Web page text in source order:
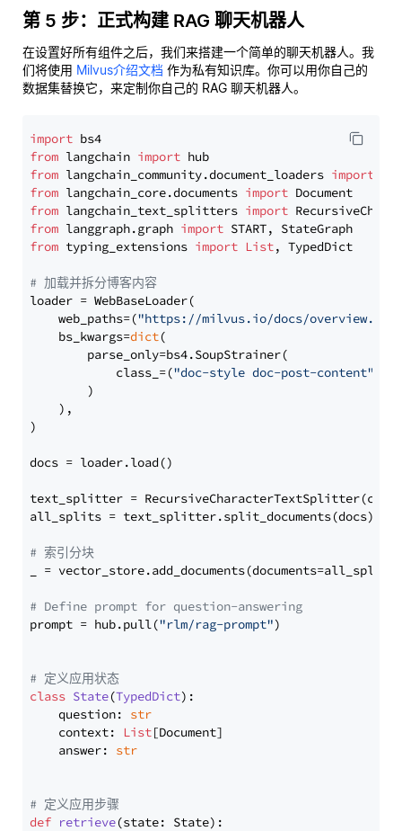
第 5 步：正式构建 RAG 聊天机器人
在设置好所有组件之后，我们来搭建一个简单的聊天机器人。我
们将使用 Milvus介绍文档 作为私有知识库。你可以用你自己的
数据集替换它，来定制你自己的 RAG 聊天机器人。
import
from langchain import
from langchain_community.document_loaders import
from langchain_core.documents import
from langchain_text_splitters import
from langgraph.graph import
from typing_extensions import List, TypedDict
# 加载并拆分博客内容
loader = WebBaseLoader(
    web_paths=(
"https://milvus.io/docs/overview.md"
    bs_kwargs=
dict(
        parse_only=bs4.SoupStrainer(
            class_=(
"doc-style doc-post-content"
        )
    ),
)
docs = loader.load()
text_splitter =
all_splits = text_splitter.split_documents(docs)
# 索引分块
_ = vector_store.add_documents(documents=all_splits)
# Define prompt for question-answering
prompt = hub.pull("rlm/rag-prompt")
# 定义应用状态
class State(TypedDict):
    question:
str
    context:
List[Document]
    answer:
str
# 定义应用步骤
def retrieve(state: State):